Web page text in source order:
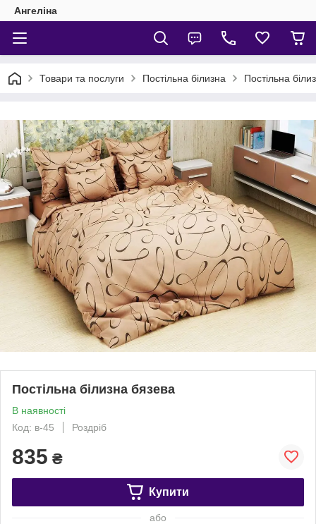
Ангеліна
Товари та послуги Постільна білизна Постільна
Постільна білизна бязева
В наявності
Код: в-45
Роздріб
835 ₴
Купити
або